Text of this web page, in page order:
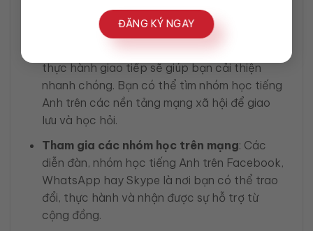
ĐĂNG KÝ NGAY
phong phú giúp bạn luyện nghe và học từ
Thực hành với bạn bè
: Việc tìm bạn học để
thực hành giao tiếp sẽ giúp bạn cải thiện
nhanh chóng. Bạn có thể tìm nhóm học tiếng
Anh trên các nền tảng mạng xã hội để giao
lưu và học hỏi.
Tham gia các nhóm học trên mạng: Các
diễn đàn, nhóm học tiếng Anh trên Facebook,
WhatsApp hay Skype là nơi bạn có thể trao
đổi, thực hành và nhận được sự hỗ trợ từ
cộng đồng.